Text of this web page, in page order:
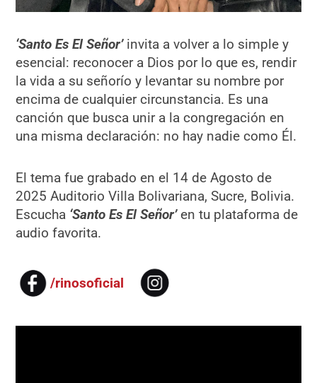
‘Santo Es El Señor’ invita a volver a lo simple y
esencial: reconocer a Dios por lo que es, rendir
la vida a su señorío y levantar su nombre por
encima de cualquier circunstancia. Es una
canción que busca unir a la congregación en
una misma declaración: no hay nadie como Él.
El tema fue grabado en el 14 de Agosto de
2025 Auditorio Villa Bolivariana, Sucre, Bolivia.
Escucha ‘Santo Es El Señor’ en tu plataforma de
audio favorita.
/rinosoficial